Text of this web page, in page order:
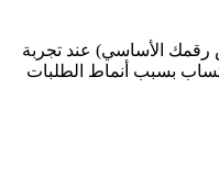
الأساسي) عند تجربة
بسبب أنماط الطلبات